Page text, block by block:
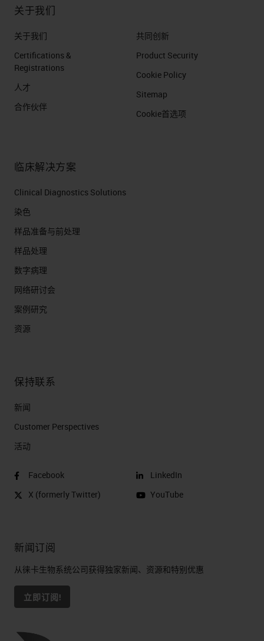
关于我们
关于我们
Certifications &
Registrations
人才
合作伙伴
共同创新
Product Security
Cookie Policy
Sitemap
Cookie首选项
临床解决方案
Clinical Diagnostics Solutions
染色
样品准备与前处理
样品处理
数字病理
网络研讨会
案例研究
资源
保持联系
新闻
Customer Perspectives​
活动
Facebook
X (formerly Twitter)
LinkedIn
YouTube
新闻订阅
从徕卡生物系统公司获得独家新闻、资源和特别优惠
立即订阅!